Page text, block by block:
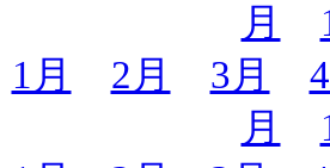
月
1月 2月 3月
月